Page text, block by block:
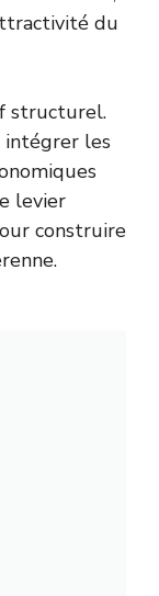
du
structurel.
intégrer les
levier
construire